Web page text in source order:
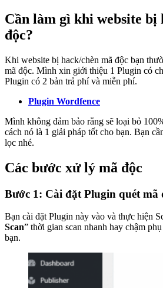
Cần làm gì khi website bị
độc?
Khi website bị hack/chèn mã độc bạn
mã độc. Mình xin giới thiệu 1 Plugin có
Plugin có 2 bản trả phí và miễn phí.
Plugin Wordfence
Mình không đảm bảo rằng sẽ loại bỏ
cách nó là 1 giải pháp tốt cho bạn. Bạn
lọc nhé.
Các bước xử lý mã độc
Bước 1: Cài đặt Plugin quét mã
Bạn cài đặt Plugin này vào và thực hiện
Scan” thời gian scan nhanh hay chậm
bạn.